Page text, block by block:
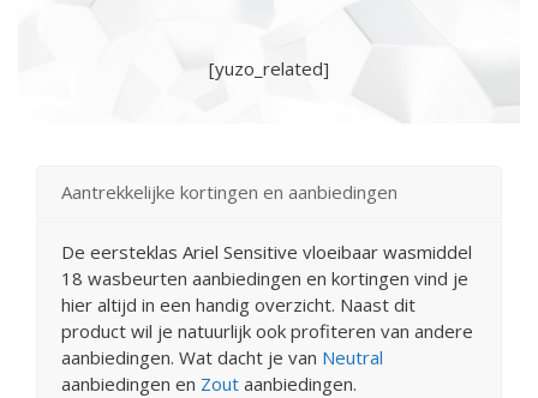
[yuzo_related]
Aantrekkelijke kortingen en aanbiedingen
De eersteklas Ariel Sensitive vloeibaar wasmiddel
18 wasbeurten aanbiedingen en kortingen vind je
hier altijd in een handig overzicht. Naast dit
product wil je natuurlijk ook profiteren van andere
aanbiedingen. Wat dacht je van Neutral
aanbiedingen en Zout aanbiedingen.